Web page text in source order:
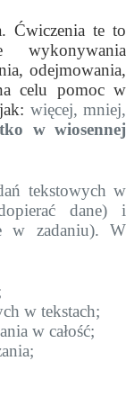
Ćwiczenia te to
wykonywania
odejmowania,
celu pomoc w
więcej, mniej,
w wiosennej
tekstowych w
dane) i
w zadaniu). W
w tekstach;
w całość;